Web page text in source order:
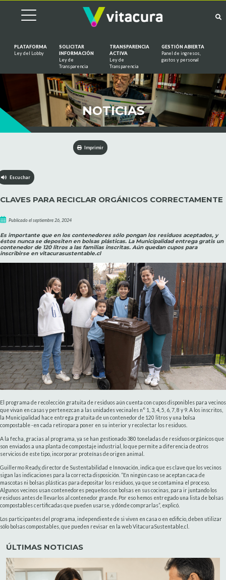
PLATAFORMA
Ley del Lobby
SOLICITAR
INFORMACIÓN
Ley de
Transparencia
TRANSPARENCIA
ACTIVA
Ley de
Transparencia
GESTIÓN ABIERTA
Panel de ingresos,
gastos y personal
NOTICIAS
Imprimir
Escuchar
CLAVES PARA RECICLAR ORGÁNICOS CORRECTAMENTE
Publicado el septiembre 26, 2024
Es importante que en los contenedores sólo pongan los residuos aceptados, y
éstos nunca se depositen en bolsas plásticas. La Municipalidad entrega gratis un
contenedor de 120 litros a las familias inscritas. Aún quedan cupos para
inscribirse en vitacurasustentable.cl
El programa de recolección gratuita de residuos aún cuenta con cupos disponibles para vecinos
que vivan en casas y pertenezcan a las unidades vecinales n° 1, 3, 4, 5, 6, 7, 8 y 9. A los inscritos,
la Municipalidad hace entrega gratuita de un contenedor de 120 litros y una bolsa
compostable -en cada retiropara poner en su interior y recolectar los residuos.
A la fecha, gracias al programa, ya se han gestionado 380 toneladas de residuos orgánicos que
son enviados a una planta de compostaje industrial, lo que permite a diferencia de otros
servicios de este tipo, incorporar proteínas de origen animal.
Guillermo Ready, director de Sustentabilidad e Innovación, indica que es clave que los vecinos
sigan las indicaciones para la correcta disposición. “En ningún caso se aceptan caca de
mascotas ni bolsas plásticas para depositar los residuos, ya que se contamina el proceso.
Algunos vecinos usan contenedores pequeños con bolsas en sus cocinas, para ir juntando los
residuos antes de llevarlos al contenedor grande. Por eso hemos entregado una lista de bolsas
compostables certificadas que pueden usarse, y dónde comprarlas”, explicó.
Los participantes del programa, independiente de si viven en casa o en edificio, deben utilizar
sólo bolsas compostables, que pueden revisar en la web VitacuraSustentable.cl.
ÚLTIMAS NOTICIAS